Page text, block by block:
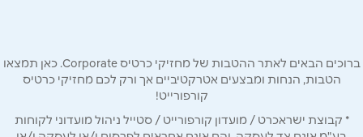
שם מלא*
ברוכים הבאים לאתר ההטבות של מחזיקי כרטיס Corporate. כאן תמצאו
הטבות, הנחות ומבצעים אטרקטיביים אך ורק לכם מחזיקי כרטיס
קורפורייט!
* קבוצת ישראכרט / מועדון קורפורייט / סטייל ניהול מועדוני לקוחות